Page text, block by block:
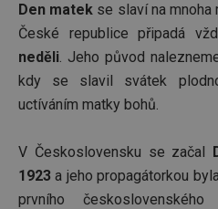
Den matek se slaví na
České republice připadá
neděli. Jeho původ
kdy se slavil svátek
uctíváním matky bohů.
V Československu se začal
1923 a jeho propagátorkou
prvního